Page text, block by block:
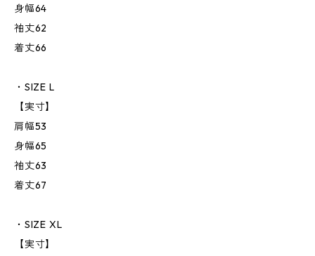
身幅64
袖丈62
着丈66
・SIZE L
【実寸】
肩幅53
身幅65
袖丈63
着丈67
・SIZE XL
【実寸】